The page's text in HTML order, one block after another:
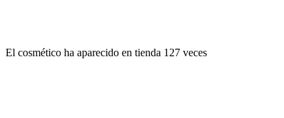
El cosmético ha aparecido en tienda 127 veces